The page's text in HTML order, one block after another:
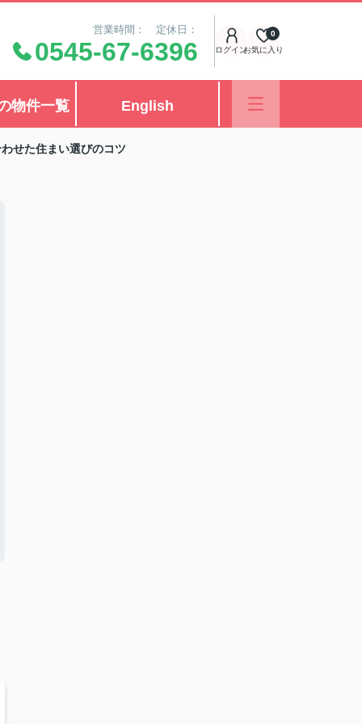
営業時間： 定休日：
0545-67-6396 ログインお気に入り
0
物件一覧 English
せた住まい選びのコツ